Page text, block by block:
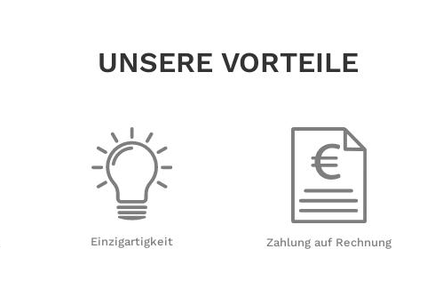
UNSERE VORTEILE
Einzigartigkeit Zahlung auf Rechnung